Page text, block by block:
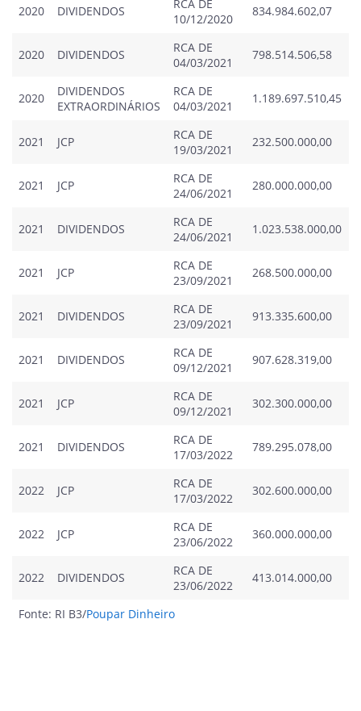
2020 DIVIDENDOS
RCA DE
10/12/2020
834.984.602,07
2020 DIVIDENDOS
RCA DE
04/03/2021
798.514.506,58
2020
DIVIDENDOS
EXTRAORDINÁRIOS
RCA DE
04/03/2021
1.189.697.510,45
2021 JCP
RCA DE
19/03/2021
232.500.000,00
2021 JCP
RCA DE
24/06/2021
280.000.000,00
2021 DIVIDENDOS
RCA DE
24/06/2021
1.023.538.000,00
2021 JCP
RCA DE
23/09/2021
268.500.000,00
2021 DIVIDENDOS
RCA DE
23/09/2021
913.335.600,00
2021 DIVIDENDOS
RCA DE
09/12/2021
907.628.319,00
2021 JCP
RCA DE
09/12/2021
302.300.000,00
2021 DIVIDENDOS
RCA DE
17/03/2022
789.295.078,00
2022 JCP
RCA DE
17/03/2022
302.600.000,00
2022 JCP
RCA DE
23/06/2022
360.000.000,00
2022 DIVIDENDOS
RCA DE
23/06/2022
413.014.000,00
Fonte: RI B3/Poupar Dinheiro